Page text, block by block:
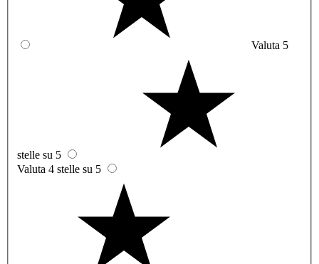
Valuta 5
stelle su 5
Valuta 4 stelle su 5